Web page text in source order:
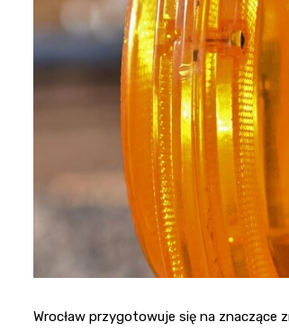
Wrocław przygotowuje się na